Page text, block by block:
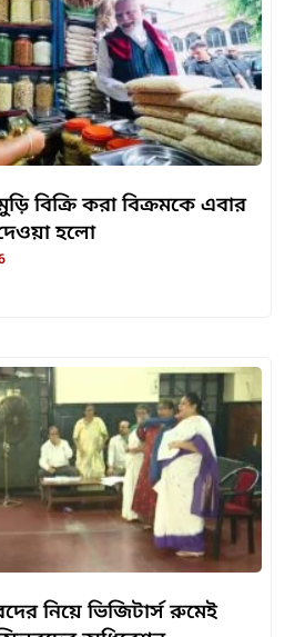
বিক্রি করা বিক্রমকে এবার
হলো
নিয়ে ভিজিটার্স রুমেই